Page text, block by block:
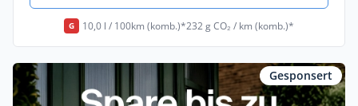
G 10,0 l / 100km (komb.)*232 g CO₂ / km (komb.)*
Gesponsert